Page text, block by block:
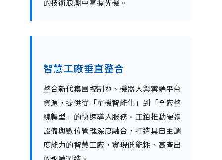
的技術浪潮中掌握先機。
智慧工廠垂直整合
整合新代集團控制器、機器人與雲端平台
資源，提供從「單機智能化」到「全廠整
線轉型」的快速導入服務。正鉑推動硬體
設備與數位管理深度融合，打造具自主調
度能力的智慧工廠，實現低能耗、高產出